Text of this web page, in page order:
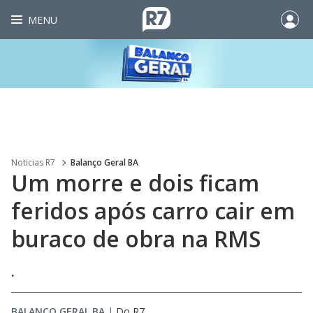
MENU
Noticias R7 Balanço Geral BA
Um morre e dois ficam
feridos após carro cair em
buraco de obra na RMS
.